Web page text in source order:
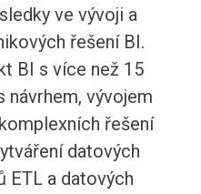
ve vývoji a
řešení BI.
BI s více než 15
návrhem, vývojem
řešení
datových
ETL a datových